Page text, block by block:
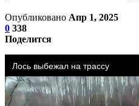
Опубликовано Апр 1, 2025
0 338
Поделится